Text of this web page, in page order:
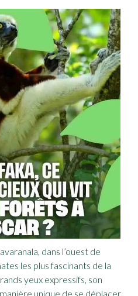
dans l’ouest de
les plus fascinants de la
yeux expressifs, son
unique de se déplacer,